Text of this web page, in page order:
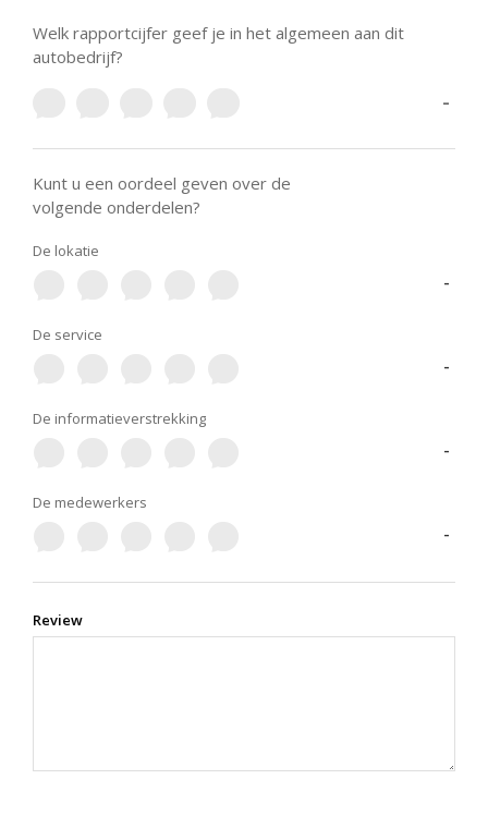
Welk rapportcijfer geef je in het algemeen aan dit
autobedrijf?
-
Kunt u een oordeel geven over de
volgende onderdelen?
De lokatie
-
De service
-
De informatieverstrekking
-
De medewerkers
-
Review